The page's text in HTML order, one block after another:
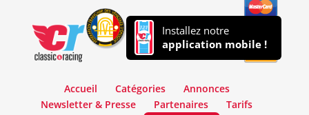
Installez notre
application mobile !
Accueil Catégories
Annonces
Newsletter & Presse
Partenaires Tarifs